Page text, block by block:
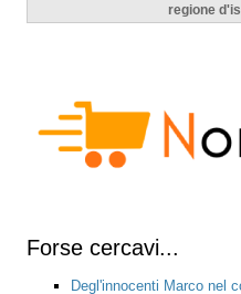
regione
Forse cercavi...
Degl'innocenti Marco nel